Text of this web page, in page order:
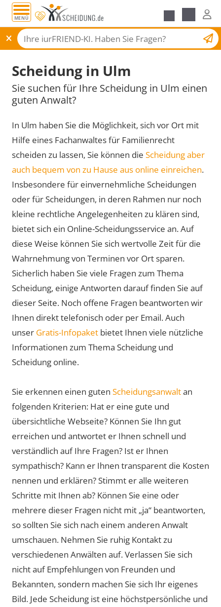
MENÜ
Scheidungsantrag
Scheidung in Ulm
Sie suchen für Ihre Scheidung in Ulm einen
guten Anwalt?
In Ulm haben Sie die Möglichkeit, sich vor Ort mit
Hilfe eines Fachanwaltes für Familienrecht
scheiden zu lassen, Sie können die Scheidung aber
auch bequem von zu Hause aus online einreichen.
Insbesondere für einvernehmliche Scheidungen
oder für Scheidungen, in deren Rahmen nur noch
kleine rechtliche Angelegenheiten zu klären sind,
bietet sich ein Online-Scheidungsservice an. Auf
diese Weise können Sie sich wertvolle Zeit für die
Wahrnehmung von Terminen vor Ort sparen.
Sicherlich haben Sie viele Fragen zum Thema
Scheidung, einige Antworten darauf finden Sie auf
dieser Seite. Noch offene Fragen beantworten wir
Ihnen direkt telefonisch oder per Email. Auch
unser Gratis-Infopaket bietet Ihnen viele nützliche
Informationen zum Thema Scheidung und
Scheidung online.
Sie erkennen einen guten Scheidungsanwaltan
folgenden Kriterien: Hat er eine gute und
übersichtliche Webseite? Können Sie Ihn gut
erreichen und antwortet er Ihnen schnell und
verständlich auf Ihre Fragen? Ist er Ihnen
sympathisch? Kann er Ihnen transparent die Kosten
nennen und erklären? Stimmt er alle weiteren
Schritte mit Ihnen ab? Können Sie eine oder
mehrere dieser Fragen nicht mit „ja“ beantworten,
so sollten Sie sich nach einem anderen Anwalt
umschauen. Nehmen Sie ruhig Kontakt zu
verschiedenen Anwälten auf. Verlassen Sie sich
nicht auf Empfehlungen von Freunden und
Bekannten, sondern machen Sie sich Ihr eigenes
Bild. Jede Scheidung ist eine höchstpersönliche und